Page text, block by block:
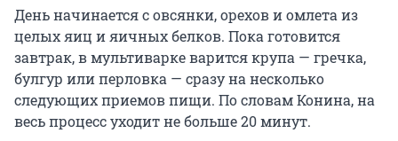
День начинается с овсянки, орехов и омлета из
целых яиц и яичных белков. Пока готовится
завтрак, в мультиварке варится крупа — гречка,
булгур или перловка — сразу на несколько
следующих приемов пищи. По словам Конина, на
весь процесс уходит не больше 20 минут.